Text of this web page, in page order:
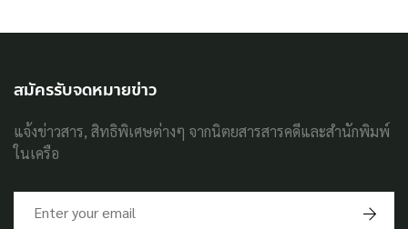
สมัครรับจดหมายข่าว
แจ้งข่าวสาร, สิทธิพิเศษต่างๆ จากนิตยสารสารคดีและสำนักพิมพ์
ในเครือ